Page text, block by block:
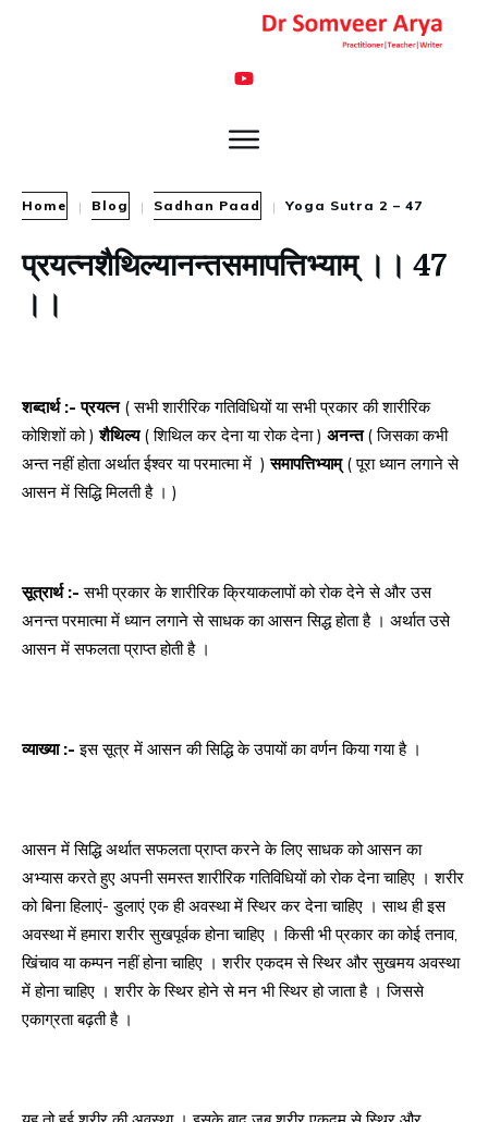
Home | Blog | Sadhan Paad | Yoga Sutra 2 – 47
प्रयत्नशैथिल्यानन्तसमापत्तिभ्याम् ।। 47
।।
शब्दार्थ :- प्रयत्न ( सभी शारीरिक गतिविधियों या सभी प्रकार की शारीरिक
कोशिशों को )शैथिल्य( शिथिल कर देना या रोक देना ) अनन्त( जिसका कभी
अन्त नहीं होता अर्थात ईश्वर या परमात्मा में )समापत्तिभ्याम् ( पूरा ध्यान लगाने से
आसन में सिद्धि मिलती है । )
सूत्रार्थ :-सभी प्रकार के शारीरिक क्रियाकलापों को रोक देने से और उस
अनन्त परमात्मा में ध्यान लगाने से साधक का आसन सिद्ध होता है । अर्थात उसे
आसन में सफलता प्राप्त होती है ।
व्याख्या :-इस सूत्र में आसन की सिद्धि के उपायों का वर्णन किया गया है ।
आसन में सिद्धि अर्थात सफलता प्राप्त करने के लिए साधक को आसन का
अभ्यास करते हुए अपनी समस्त शारीरिक गतिविधियों को रोक देना चाहिए । शरीर
को बिना हिलाएं- डुलाएं एक ही अवस्था में स्थिर कर देना चाहिए । साथ ही इस
अवस्था में हमारा शरीर सुखपूर्वक होना चाहिए । किसी भी प्रकार का कोई तनाव,
खिंचाव या कम्पन नहीं होना चाहिए । शरीर एकदम से स्थिर और सुखमय अवस्था
में होना चाहिए । शरीर के स्थिर होने से मन भी स्थिर हो जाता है । जिससे
एकाग्रता बढ़ती है ।